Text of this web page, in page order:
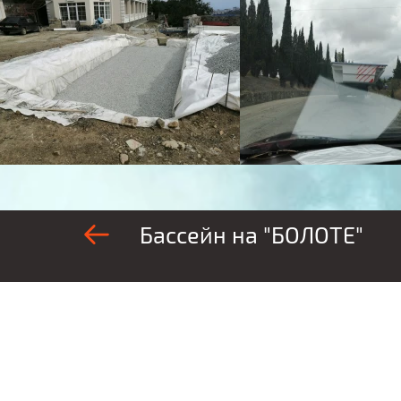
Бассейн на "БОЛОТЕ"